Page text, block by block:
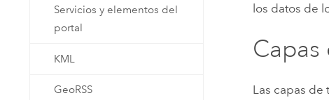
Servicios y elementos del
portal
KML
GeoRSS
los datos de
Capas
Las capas